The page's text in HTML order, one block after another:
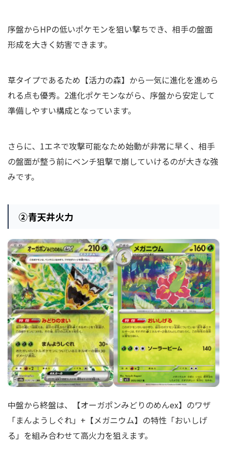
序盤からHPの低いポケモンを狙い撃ちでき、相手の盤面
形成を大きく妨害できます。
草タイプであるため【活力の森】から一気に進化を進めら
れる点も優秀。2進化ポケモンながら、序盤から安定して
準備しやすい構成となっています。
さらに、1エネで攻撃可能なため始動が非常に早く、相手
の盤面が整う前にベンチ狙撃で崩していけるのが大きな強
みです。
②青天井火力
中盤から終盤は、【オーガポンみどりのめんex】のワザ
「まんようしぐれ」+【メガニウム】の特性「おいしげ
る」を組み合わせて高火力を狙えます。